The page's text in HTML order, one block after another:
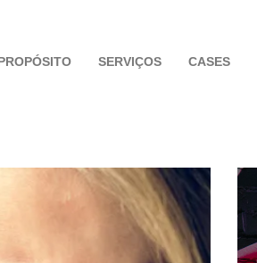
SERVIÇOS CASES